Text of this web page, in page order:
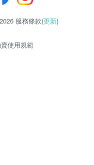
服務條款(更新)
使用規範